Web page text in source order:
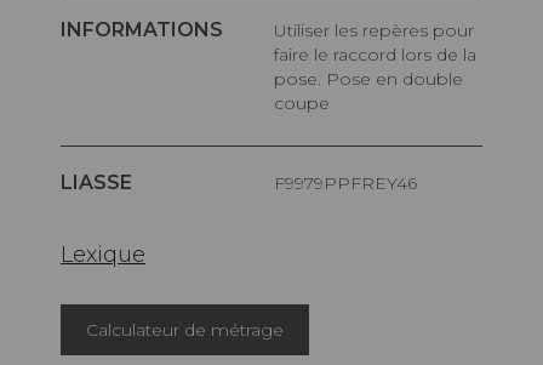
INFORMATIONS
Utiliser les repères pour
faire le raccord lors de la
pose. Pose en double
coupe
LIASSE F9979PPFREY46
Lexique
Calculateur de métrage